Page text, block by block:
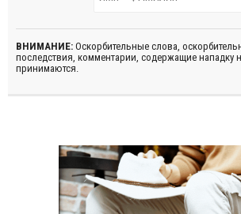
ВНИМАНИЕ: Оскорбительные слова,
последствия, комментарии, содержащие нападку
принимаются.